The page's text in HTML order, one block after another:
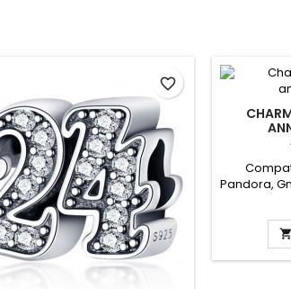
favorite_border
Pandora,
de notre
